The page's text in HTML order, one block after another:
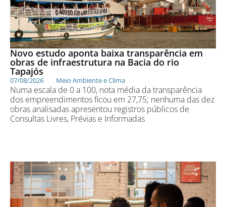
Novo estudo aponta baixa transparência em
obras de infraestrutura na Bacia do rio
Tapajós
07/08/2026 Meio Ambiente e Clima
Numa escala de 0 a 100, nota média da transparência
dos empreendimentos ficou em 27,75; nenhuma das dez
obras analisadas apresentou registros públicos de
Consultas Livres, Prévias e Informadas